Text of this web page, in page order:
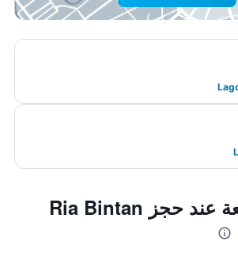
الأسئلة الشائعة عند حجز Ria Bintan